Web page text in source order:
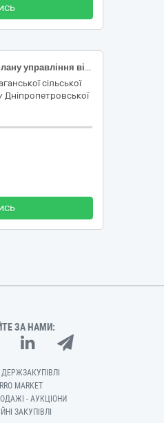
Розроблення місцевого плану управління відходами Саксаганської тереторіалної громади Кам’янського району Дніпропетровської області (ДК 021:2015: 90710000-7 Екологічний менеджмент)
сільської
ЗА НАМИ:
- ДЕРЖЗАКУПІВЛІ
MARKET
- АУКЦІОНИ
ЗАКУПІВЛІ